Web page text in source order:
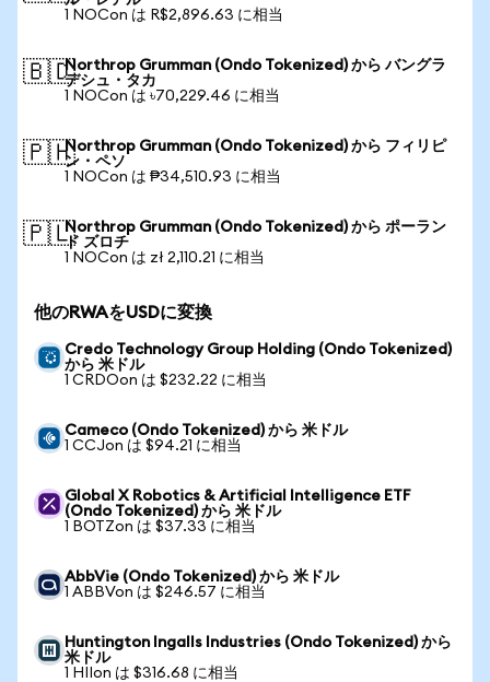
1 NOCon は R$2,896.63 に相当
🇧🇩Northrop Grumman (Ondo Tokenized) から バングラ
デシュ・タカ
1 NOCon は ৳70,229.46 に相当
🇵🇭Northrop Grumman (Ondo Tokenized) から フィリピ
ン・ペソ
1 NOCon は ₱34,510.93 に相当
🇵🇱Northrop Grumman (Ondo Tokenized) から ポーラン
ド ズロチ
1 NOCon は zł 2,110.21 に相当
他のRWAをUSDに変換
Credo Technology Group Holding (Ondo Tokenized)
から 米ドル
1 CRDOon は $232.22 に相当
Cameco (Ondo Tokenized) から 米ドル
1 CCJon は $94.21 に相当
Global X Robotics & Artificial Intelligence ETF
(Ondo Tokenized) から 米ドル
1 BOTZon は $37.33 に相当
AbbVie (Ondo Tokenized) から 米ドル
1 ABBVon は $246.57 に相当
Huntington Ingalls Industries (Ondo Tokenized) から
米ドル
1 HIIon は $316.68 に相当